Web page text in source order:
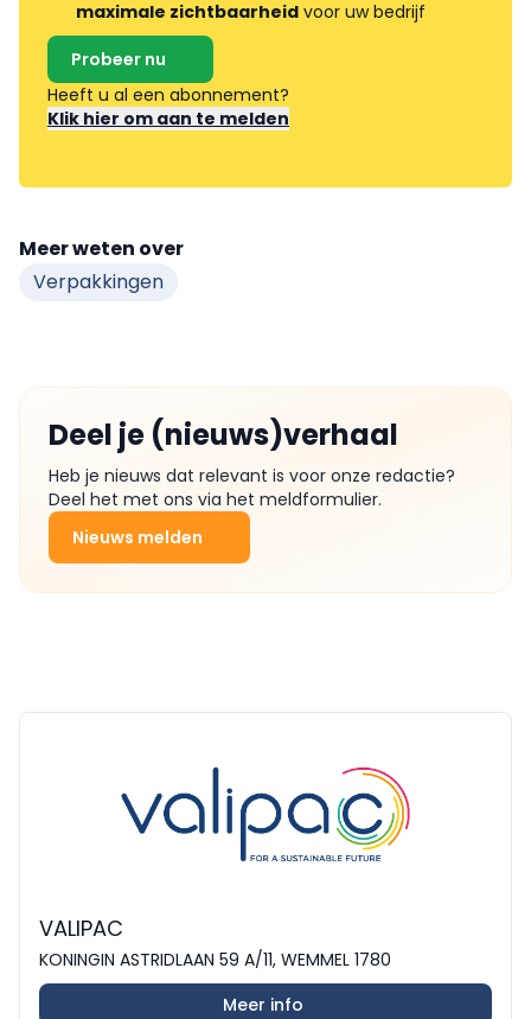
maximale zichtbaarheid voor uw bedrijf
Probeer nu
Heeft u al een abonnement?
Klik hier om aan te melden
Meer weten over
Verpakkingen
Deel je (nieuws)verhaal
Heb je nieuws dat relevant is voor onze redactie?
Deel het met ons via het meldformulier.
Nieuws melden
VALIPAC
KONINGIN ASTRIDLAAN 59 A/11, WEMMEL 1780
Meer info